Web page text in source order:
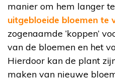
manier om hem langer
uitgebloeide bloemen te
zogenaamde ‘koppen’
van de bloemen en het
Hierdoor kan de plant
maken van nieuwe